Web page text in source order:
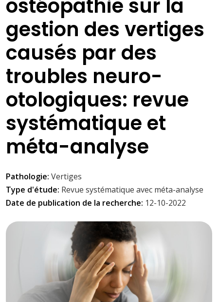
ostéopathie sur la
gestion des vertiges
causés par des
troubles neuro-
otologiques: revue
systématique et
méta-analyse
Pathologie: Vertiges
Type d'étude: Revue systématique avec méta-analyse
Date de publication de la recherche: 12-10-2022